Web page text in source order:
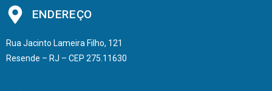
ENDEREÇO
Rua Jacinto Lameira Filho, 121
Resende – RJ – CEP 275.11630